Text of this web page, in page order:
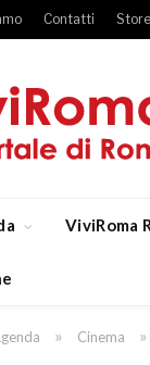
Contatti Store
ViviRoma
» Cinema »